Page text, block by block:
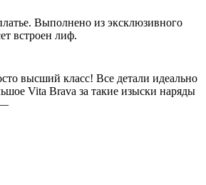
Выполнено из эксклюзивного
встроен лиф.
высший класс! Все детали идеально
Vita Brava за такие изыски наряды